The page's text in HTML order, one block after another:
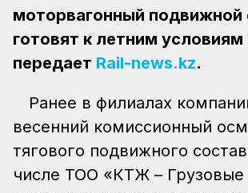
моторвагонный подвижной
готовят к летним
передает Rail-news.kz.
Ранее в филиалах
весенний комиссионный
тягового подвижного
числе ТОО «КТЖ – Грузовые